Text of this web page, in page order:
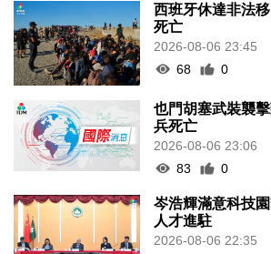
西班牙休達非法
死亡
2026-08-06 23:45
68
0
也門胡塞武裝襲
兵死亡
2026-08-06 23:06
83
0
岑浩輝滿意科技
人才進駐
2026-08-06 22:35